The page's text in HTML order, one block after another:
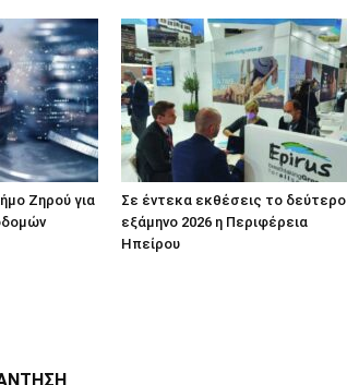
Ζηρού για
Σε έντεκα εκθέσεις το δεύτερο
εξάμηνο 2026 η Περιφέρεια
Ηπείρου